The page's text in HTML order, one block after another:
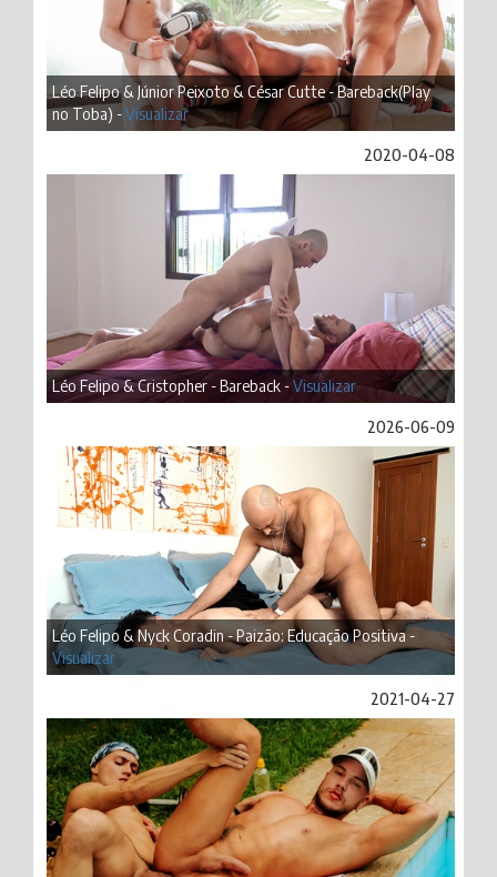
Léo Felipo & Júnior Peixoto & César Cutte - Bareback(Play
no Toba) -Visualizar
2020-04-08
Léo Felipo & Cristopher - Bareback -Visualizar
2026-06-09
Léo Felipo & Nyck Coradin - Paizão: Educação Positiva -
Visualizar
2021-04-27